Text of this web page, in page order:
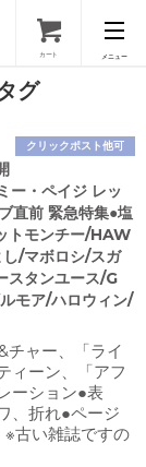
カート メニュー
グ
クリックポスト他可
ー・ペイジ レッ
直前 緊急特集●塩
トモンチー/HAW
/マボロシ/スガ
スタンユース/G
モア/ハロウィン/
チャー、「ライ
ィーン、「アフ
ーション●表
、折れ●ページ
古い雑誌ですの